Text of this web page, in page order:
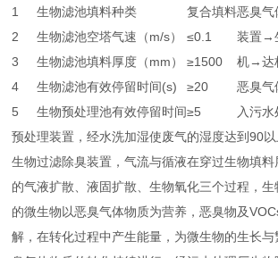
1
生物滤池填料种类
复合填料
2
生物滤池空塔气速（m/s）
≤0.1
3
生物滤池填料厚度（mm）
≥1500
4
生物滤池有效停留时间(s)
≥20
5
生物预处理池有效停留时间≥5
恶臭
装置→
机→达
恶臭气
入污
预处理装置，经水洗加湿使废气的湿度达到90
生物过滤除臭装置，气流与循液在穿过生物填
的气液扩散、液固扩散、生物氧化三个过程，
的微生物以恶臭气体物质为营养，恶臭物及
解，在转化过程中产生能量，为微生物的生长